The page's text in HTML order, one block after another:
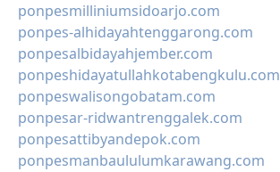
ponpesmilliniumsidoarjo.com
ponpes-alhidayahtenggarong.com
ponpesalbidayahjember.com
ponpeshidayatullahkotabengkulu.com
ponpeswalisongobatam.com
ponpesar-ridwantrenggalek.com
ponpesattibyandepok.com
ponpesmanbaululumkarawang.com